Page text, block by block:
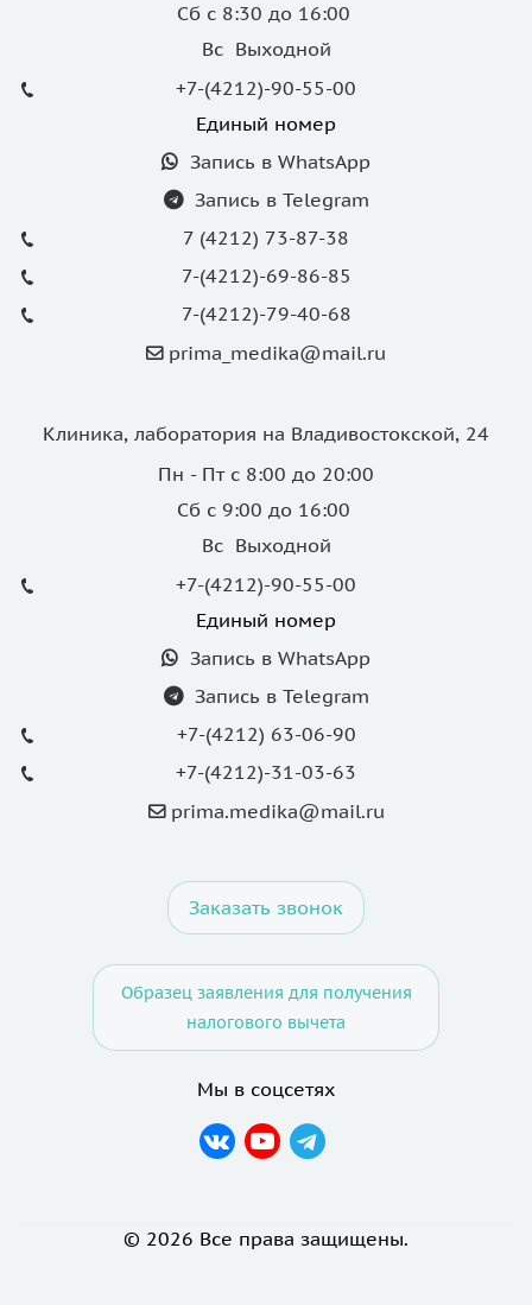
Сб с 8:30 до 16:00
Вс Выходной
+7-(4212)-90-55-00
Единый номер
Запись в WhatsApp
Запись в Telegram
7 (4212) 73-87-38
7-(4212)-69-86-85
7-(4212)-79-40-68
prima_medika@mail.ru
Клиника, лаборатория на Владивостокской, 24
Пн - Пт с 8:00 до 20:00
Сб с 9:00 до 16:00
Вс Выходной
+7-(4212)-90-55-00
Единый номер
Запись в WhatsApp
Запись в Telegram
+7-(4212) 63-06-90
+7-(4212)-31-03-63
prima.medika@mail.ru
Заказать звонок
Образец заявления для получения
налогового вычета
Мы в соцсетях
© 2026 Все права защищены.